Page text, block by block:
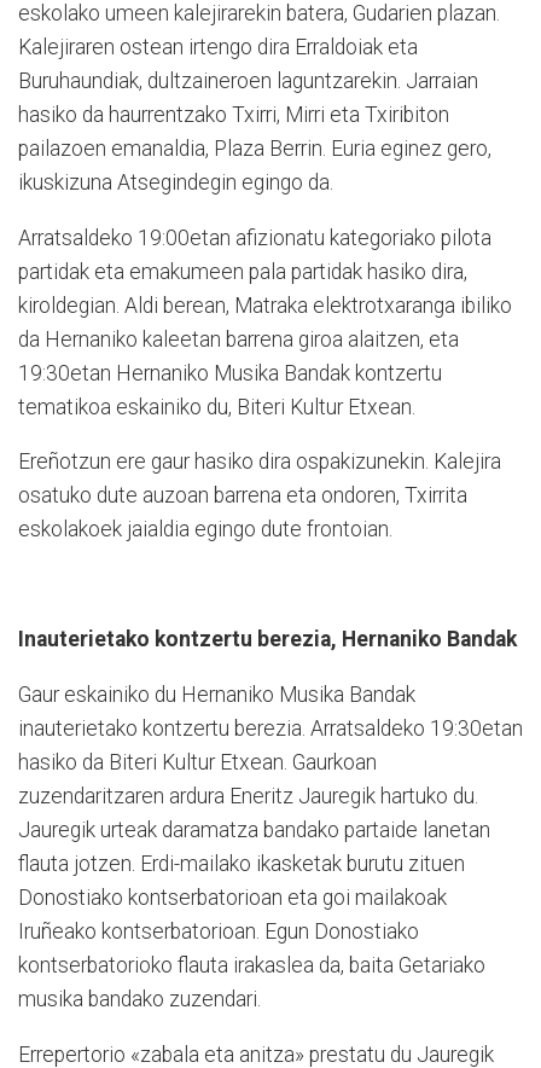
eskolako umeen kalejirarekin batera, Gudarien plazan.
Kalejiraren ostean irtengo dira Erraldoiak eta
Buruhaundiak, dultzaineroen laguntzarekin. Jarraian
hasiko da haurrentzako Txirri, Mirri eta Txiribiton
pailazoen emanaldia, Plaza Berrin. Euria eginez gero,
ikuskizuna Atsegindegin egingo da.
Arratsaldeko 19:00etan afizionatu kategoriako pilota
partidak eta emakumeen pala partidak hasiko dira,
kiroldegian. Aldi berean, Matraka elektrotxaranga ibiliko
da Hernaniko kaleetan barrena giroa alaitzen, eta
19:30etan Hernaniko Musika Bandak kontzertu
tematikoa eskainiko du, Biteri Kultur Etxean.
Ereñotzun ere gaur hasiko dira ospakizunekin. Kalejira
osatuko dute auzoan barrena eta ondoren, Txirrita
eskolakoek jaialdia egingo dute frontoian.
Inauterietako kontzertu berezia, Hernaniko Bandak
Gaur eskainiko du Hernaniko Musika Bandak
inauterietako kontzertu berezia. Arratsaldeko 19:30etan
hasiko da Biteri Kultur Etxean. Gaurkoan
zuzendaritzaren ardura Eneritz Jauregik hartuko du.
Jauregik urteak daramatza bandako partaide lanetan
flauta jotzen. Erdi-mailako ikasketak burutu zituen
Donostiako kontserbatorioan eta goi mailakoak
Iruñeako kontserbatorioan. Egun Donostiako
kontserbatorioko flauta irakaslea da, baita Getariako
musika bandako zuzendari.
Errepertorio «zabala eta anitza» prestatu du Jauregik